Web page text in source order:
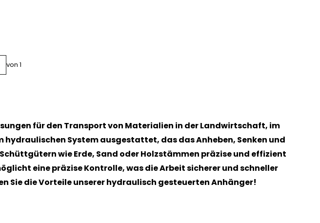
von 1
für den Transport von Materialien in der Landwirtschaft, im
System ausgestattet, das das Anheben, Senken und
wie Erde, Sand oder Holzstämmen präzise und effizient
eine präzise Kontrolle, was die Arbeit sicherer und schneller
Sie die Vorteile unserer hydraulisch gesteuerten Anhänger!